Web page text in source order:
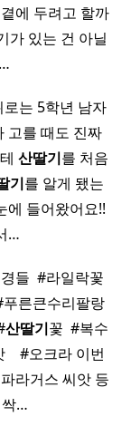
에 두려고 할까
가 있는 건 아닐
는 5학년 남자
고를 때도 진짜
산딸기를 처음
기를 알게 됐는
들어왔어요!!
…
들 ​ #라일락꽃
른큰수리팔랑
산딸기꽃 ​ #복수
#오크라 이번
라거스 씨앗 등
싹…